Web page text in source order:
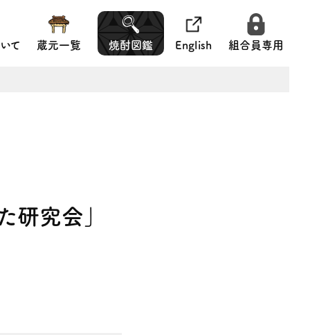
て 蔵元一覧 焼酎図鑑 English 組合員専用
研究会」